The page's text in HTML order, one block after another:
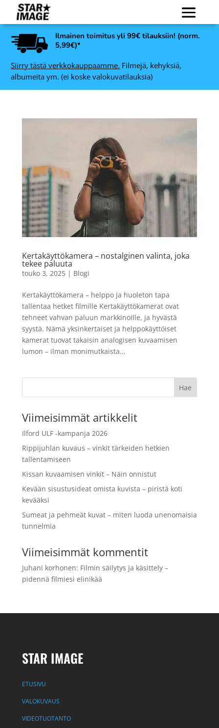
Ilmainen toimitus yli 99€ tilauksiin! (norm.
5,99€)*
Siirry tästä verkkokauppaamme. Filmejä, kehyksiä,
albumeita ym. (ei koske valokuvatilauksia)
Kertakäyttökamera – nostalginen valinta, joka
tekee paluuta
touko 3, 2025| Blogi
Kertakäyttökamera – helppo ja huoleton tapa
tallentaa hetket filmille Kertakäyttökamerat ovat
tehneet vahvan paluun markkinoille, ja hyvästä
syystä. Nämä yksinkertaiset ja helppokäyttöiset
kamerat tuovat takaisin analogisen kuvaamisen
lumon – ilman monimutkaista...
Viimeisimmät artikkelit
Ilford ULF -kampanja 2026
Rippijuhlan kuvaus – vinkit tärkeiden hetkien
tallentamiseen
Kissan kuvaamisen vinkit – Näin onnistut
Kevään sisustusideat omista kuvista – piristä koti
kevääksi
Sumeat ja pehmeät kuvat – miten luoda unenomaisia
tunnelmia
Viimeisimmät kommentit
Juhani korhonen: Filmin säilytys ja käsittely –
pidennä filmiesi elinikää
STAR IMAGE
ETUSIVU
VALOKUVAUS
VIDEOTUOTANTO
Art Link Ruby
valokuvakehys, keltainen -
50 x 70 cm